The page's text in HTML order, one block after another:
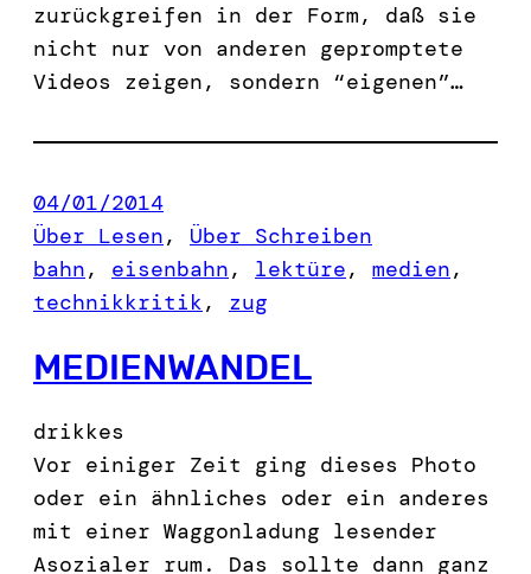
zurückgreifen in der Form, daß sie
nicht nur von anderen gepromptete
Videos zeigen, sondern “eigenen”…
04/01/2014
Über Lesen, Über Schreiben
bahn, eisenbahn, lektüre, medien
technikkritik, zug
MEDIENWANDEL
drikkes
Vor einiger Zeit ging dieses Photo
oder ein ähnliches oder ein anderes
mit einer Waggonladung lesender
Asozialer rum. Das sollte dann ganz